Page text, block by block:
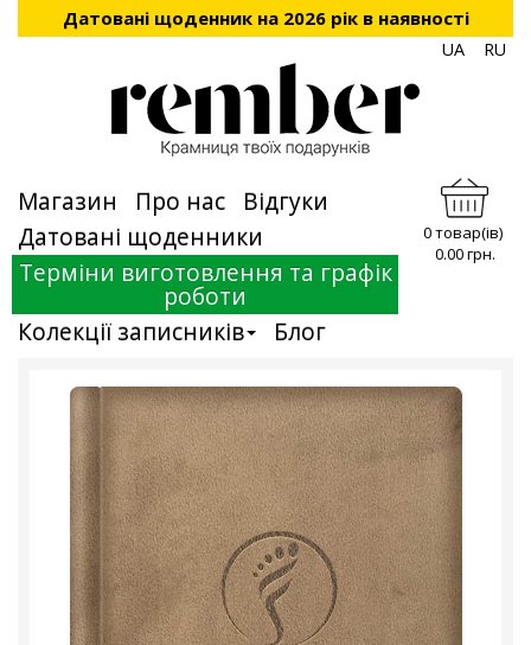
Датовані щоденник на 2026 рік в наявності
UA RU
Магазин Про нас
Відгуки
Датовані щоденники
Терміни виготовлення та графік
роботи
Колекції записників
Блог
0 товар(ів)
0.00 грн.